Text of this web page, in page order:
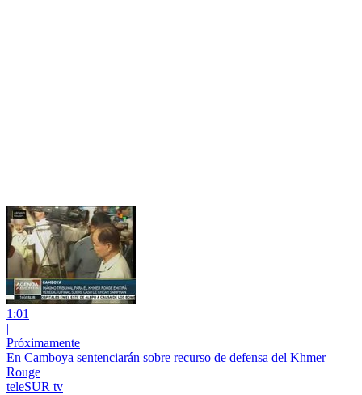
1:01
|
Próximamente
En Camboya sentenciarán sobre recurso de defensa del Khmer
Rouge
teleSUR tv